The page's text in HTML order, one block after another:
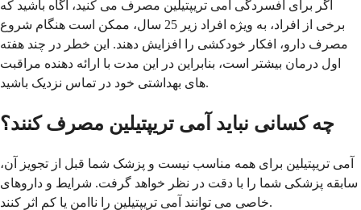
اگر برای افسردگی آمی تریپتیلین مصرف می کنید، آگاه باشید که
برخی از افراد، به ویژه افراد زیر 25 سال، ممکن است هنگام شروع
مصرف دارو، افکار خودکشی را افزایش دهند. این خطر در چند هفته
اول درمان بیشتر است، بنابراین در این مدت با ارائه دهنده مراقبت
های بهداشتی خود در تماس نزدیک باشید.
چه کسانی نباید آمی تریپتیلین مصرف کنند؟
آمی تریپتیلین برای همه مناسب نیست و پزشک شما قبل از تجویز آن،
سابقه پزشکی شما را با دقت در نظر خواهد گرفت. شرایط و داروهای
خاصی می توانند آمی تریپتیلین را ناامن یا کم اثر کنند.